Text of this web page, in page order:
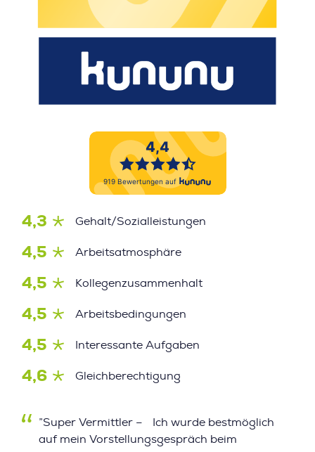
4,3 Gehalt/Sozialleistungen
4,5 Arbeitsatmosphäre
4,5 Kollegenzusammenhalt
4,5 Arbeitsbedingungen
4,5 Interessante Aufgaben
4,6 Gleichberechtigung
”Super Vermittler – Ich wurde bestmöglich
auf mein Vorstellungsgespräch beim